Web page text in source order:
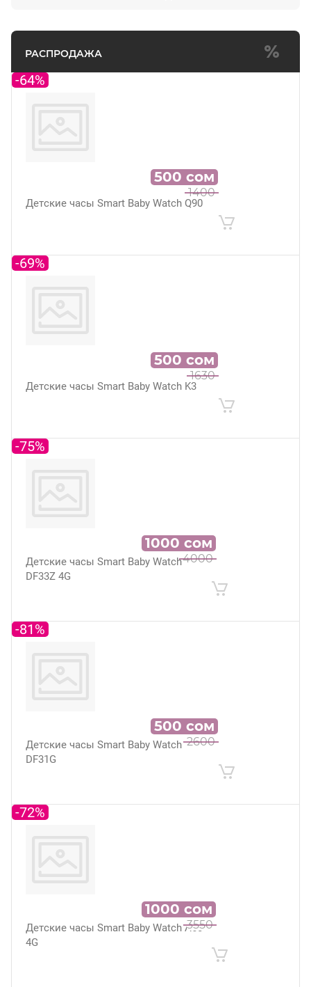
РАСПРОДАЖА
Детские часы Smart Baby Watch Q90
-64%
1400
500 сом
Детские часы Smart Baby Watch K3
-69%
1630
500 сом
Детские часы Smart Baby Watch
DF33Z 4G
-75%
4000
1000 сом
Детские часы Smart Baby Watch
DF31G
-81%
2600
500 сом
Детские часы Smart Baby Watch A60
4G
-72%
3550
1000 сом